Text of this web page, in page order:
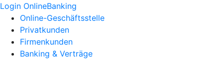
Login OnlineBanking
Online-Geschäftsstelle
Privatkunden
Firmenkunden
Banking & Verträge